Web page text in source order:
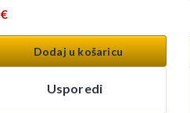
€
Dodaj u košaricu
Usporedi